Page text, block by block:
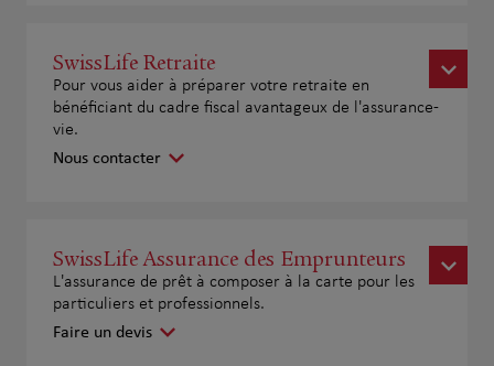
SwissLife Retraite
Pour vous aider à préparer votre retraite en
bénéficiant du cadre fiscal avantageux de l'assurance-
vie.
Nous contacter
SwissLife Assurance des Emprunteurs
L'assurance de prêt à composer à la carte pour les
particuliers et professionnels.
Faire un devis